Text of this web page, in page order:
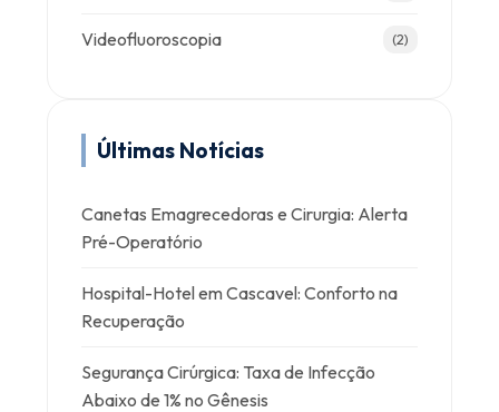
Videofluoroscopia (2)
Últimas Notícias
Canetas Emagrecedoras e Cirurgia: Alerta
Pré-Operatório
Hospital-Hotel em Cascavel: Conforto na
Recuperação
Segurança Cirúrgica: Taxa de Infecção
Abaixo de 1% no Gênesis